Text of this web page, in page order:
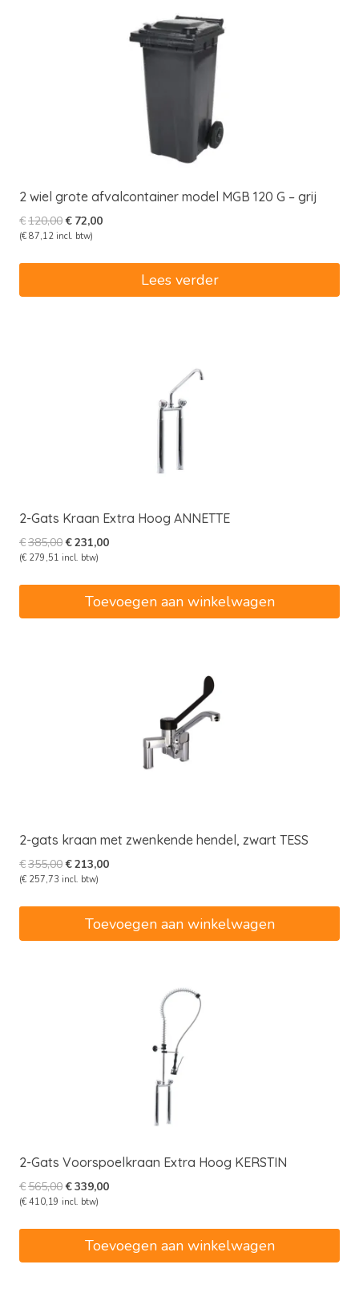
2 wiel grote afvalcontainer model MGB 120 G – grij
€120,00Oorspronkelijke
prijs
€ 72,00Huidige
(€ 87,12 incl. btw)
Lees verder
2-Gats Kraan Extra Hoog ANNETTE
€385,00Oorspronkelijke
prijs
€385,00.
€231,00Huidige
(€ 279,51 incl. btw)
Toevoegen aan winkelwagen
2-gats kraan met zwenkende hendel, zwart TESS
€355,00Oorspronkelijke
prijs
€213,00Huidige
(€ 257,73 incl. btw)
Toevoegen aan winkelwagen
2-Gats Voorspoelkraan Extra Hoog KERSTIN
€565,00Oorspronkelijke
prijs
€339,00Huidige
(€ 410,19 incl. btw)
Toevoegen aan winkelwagen